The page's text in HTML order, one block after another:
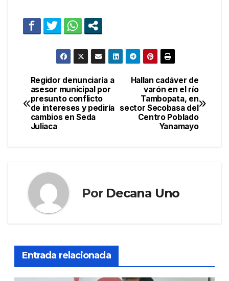
Navegación
de
entradas
Hallan cadáver de
varón en el río
Tambopata, en
sector Secobasa del
Centro Poblado
Yanamayo
Regidor denunciaría a
asesor municipal por
presunto conflicto
de intereses y pediría
cambios en Seda
Juliaca
Por Decana Uno
Entrada relacionada